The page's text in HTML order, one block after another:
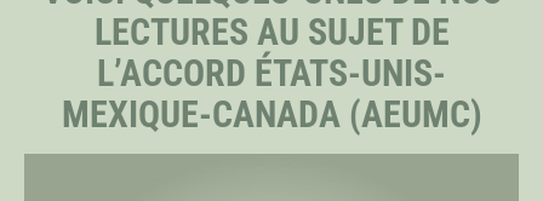
PERSONNEL
CHERCHEURS PRINCIPAUX
LECTURES AU SUJET DE
L’ACCORD ÉTATS-UNIS-
MEXIQUE-CANADA (AEUMC)